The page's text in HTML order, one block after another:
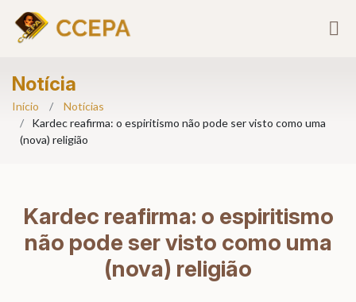
Notícia
Início
Notícias
Kardec reafirma: o espiritismo não pode ser visto como uma
(nova) religião
Kardec reafirma: o espiritismo
não pode ser visto como uma
(nova) religião